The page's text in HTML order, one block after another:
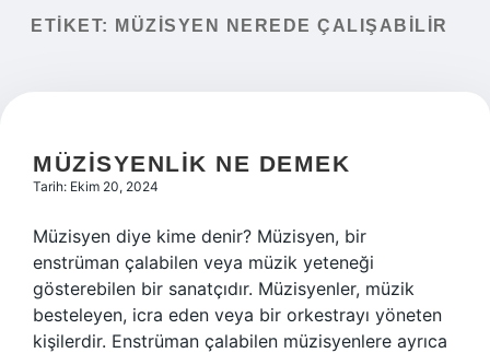
ETIKET: MÜZISYEN NEREDE ÇALIŞABILIR
MÜZISYENLIK NE DEMEK
Tarih: Ekim 20, 2024
Müzisyen diye kime denir? Müzisyen, bir
enstrüman çalabilen veya müzik yeteneği
gösterebilen bir sanatçıdır. Müzisyenler, müzik
besteleyen, icra eden veya bir orkestrayı yöneten
kişilerdir. Enstrüman çalabilen müzisyenlere ayrıca